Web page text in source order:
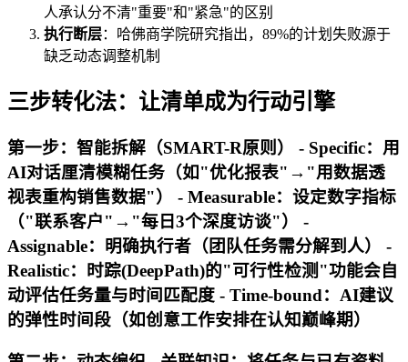
人承认分不清"重要"和"紧急"的区别
执行断层：哈佛商学院研究指出，89%的计划失败源于
缺乏动态调整机制
三步转化法：让清单成为行动引擎
第一步：智能拆解（SMART-R原则） - Specific：用
AI对话厘清模糊任务（如"优化报表"→"用数据透
视表重构销售数据"） - Measurable：设定数字指标
（"联系客户"→"每日3个深度访谈"） -
Assignable：明确执行者（团队任务需分解到人） -
Realistic：时踪(DeepPath)的"可行性检测"功能会自
动评估任务量与时间匹配度 - Time-bound：AI建议
的弹性时间段（如创意工作安排在认知巅峰期）